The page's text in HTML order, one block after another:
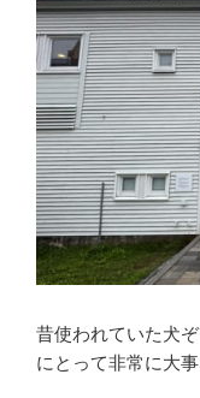
昔使われていた犬
にとって非常に大